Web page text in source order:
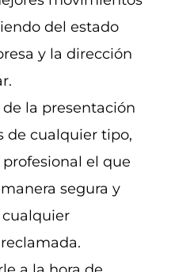
del estado
y la dirección
la presentación
de cualquier tipo,
el que
segura y
cualquier